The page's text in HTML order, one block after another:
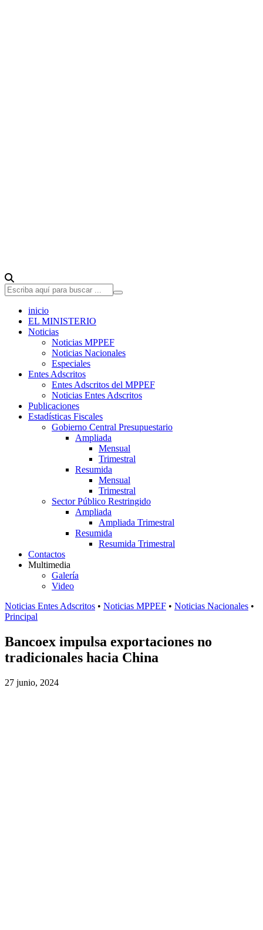
inicio
EL MINISTERIO
Noticias
Noticias MPPEF
Noticias Nacionales
Especiales
Entes Adscritos
Entes Adscritos del MPPEF
Noticias Entes Adscritos
Publicaciones
Estadísticas Fiscales
Gobierno Central Presupuestario
Ampliada
Mensual
Trimestral
Resumida
Mensual
Trimestral
Sector Público Restringido
Ampliada
Ampliada Trimestral
Resumida
Resumida Trimestral
Contactos
Multimedia
Galería
Video
Noticias Entes Adscritos • Noticias MPPEF • Noticias Nacionales •
Principal
Bancoex impulsa exportaciones no
tradicionales hacia China
27 junio, 2024